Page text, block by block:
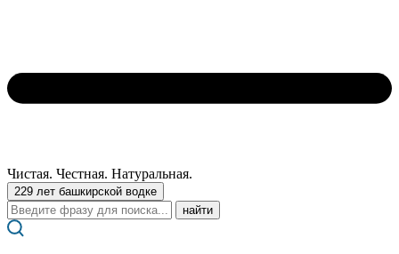
Чистая. Честная. Натуральная.
229 лет башкирской водке
Поиск: